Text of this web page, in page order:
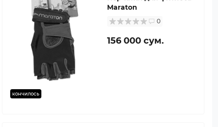
кончилось
Maraton
0
156 000 сум.